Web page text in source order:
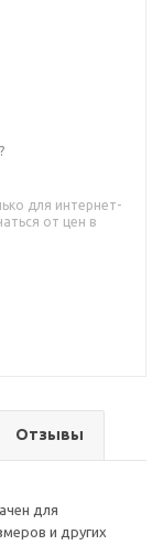
для интернет-
от цен в
Отзывы
для
и других